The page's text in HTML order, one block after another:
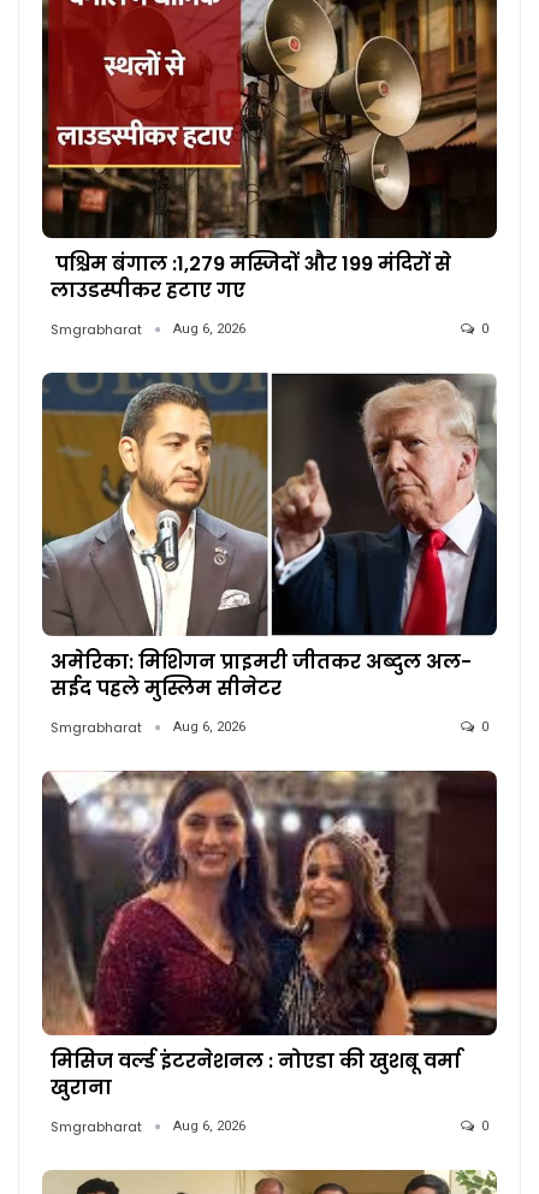
पश्चिम बंगाल :1,279 मस्जिदों और 199 मंदिरों से
लाउडस्पीकर हटाए गए
Smgrabharat Aug 6, 2026 0
अमेरिका: मिशिगन प्राइमरी जीतकर अब्दुल अल-
सईद पहले मुस्लिम सीनेटर
Smgrabharat Aug 6, 2026 0
मिसिज वर्ल्ड इंटरनेशनल : नोएडा की खुशबू वर्मा
खुराना
Smgrabharat Aug 6, 2026 0